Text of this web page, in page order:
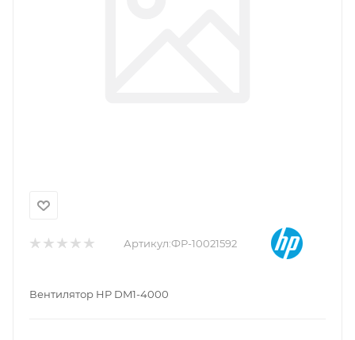
Артикул:ФР-10021592
Вентилятор HP DM1-4000